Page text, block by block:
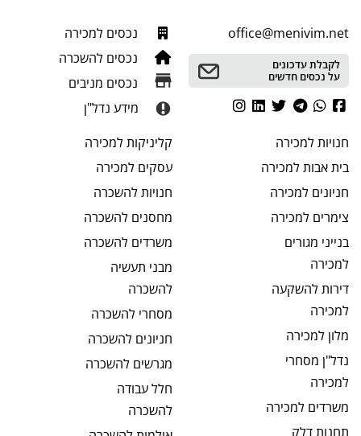
office@menivim.net
לקבלת עדכונים
על נכסים חדשים
נכסים למכירה
נכסים להשכרה
נכסים מניבים
מידע נדל"ן
חנויותלמכירה
בית אבותלמכירה
חניונים למכירה
צימרים למכירה
בנייני מגורים
למכירה
דירות להשקעה
למכירה
מלון למכירה
נדל"ן מסחרי
למכירה
משרדים למכירה
תחנות דלק
קליניקותלמכירה
עסקים למכירה
חנויותלהשכרה
מחסנים להשכרה
משרדים להשכרה
מבני תעשיה
להשכרה
מסחרי להשכרה
חניונים להשכרה
מגרשים להשכרה
חלל עבודה
להשכרה